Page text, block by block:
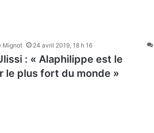
Mignot 24 avril 2019, 18 h 16
: « Alaphilippe est le
le plus fort du monde »